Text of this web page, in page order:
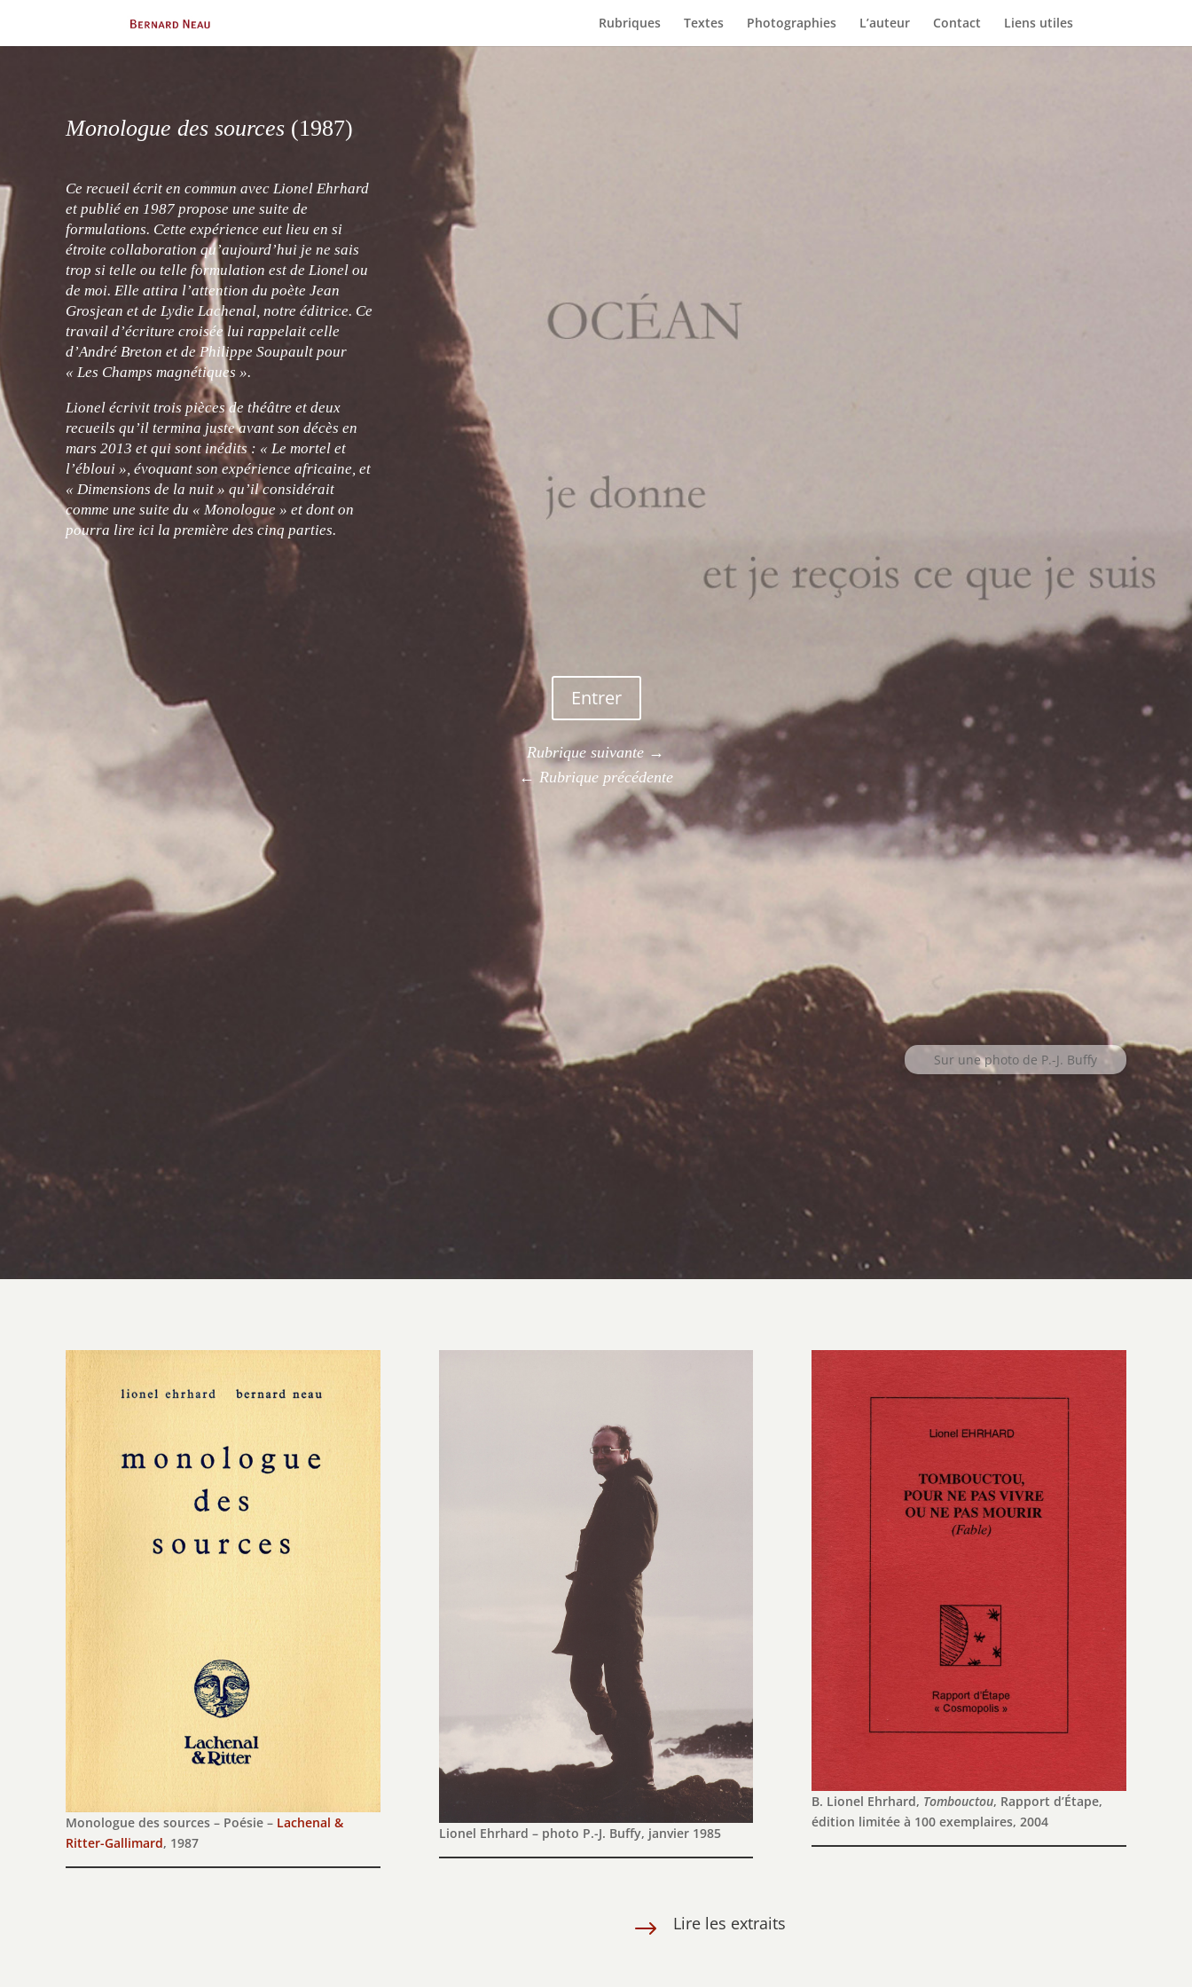
Rubriques Textes Photographies L’auteur Contact Liens utiles
Monologue des sources(1987)
Ce recueil écrit en commun avec Lionel Ehrhard
et publié en 1987 propose une suite de
formulations. Cette expérience eut lieu en si
étroite collaboration qu’aujourd’hui je ne sais
trop si telle ou telle formulation est de Lionel ou
de moi. Elle attira l’attention du poète Jean
Grosjean et de Lydie Lachenal, notre éditrice. Ce
travail d’écriture croisée lui rappelait celle
d’André Breton et de Philippe Soupault pour
« Les Champs magnétiques ».
Lionel écrivit trois pièces de théâtre et deux
recueils qu’il termina juste avant son décès en
mars 2013 et qui sont inédits : « Le mortel et
l’ébloui », évoquant son expérience africaine, et
« Dimensions de la nuit » qu’il considérait
comme une suite du « Monologue » et dont on
pourra lire ici la première des cinq parties.
Entrer
Rubrique suivante →
← Rubrique précédente
Sur une photo de P.-J. Buffy
Monologue des sources – Poésie – Lachenal &
Ritter-Gallimard, 1987
Lionel Ehrhard – photo P.-J. Buffy, janvier 1985
B. Lionel Ehrhard, Tombouctou, Rapport d’Étape,
édition limitée à 100 exemplaires, 2004
$ Lire les extraits